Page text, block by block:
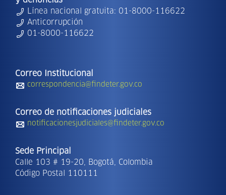
Línea nacional gratuita: 01-8000-116622
Anticorrupción
01-8000-116622
Correo Institucional
correspondencia@findeter.gov.co
Correo de notificaciones judiciales
notificacionesjudiciales@findeter.gov.co
Sede Principal
Calle 103 # 19-20, Bogotá, Colombia
Código Postal 110111